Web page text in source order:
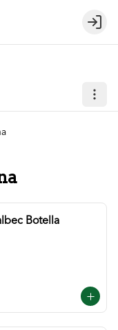
Login
Botella